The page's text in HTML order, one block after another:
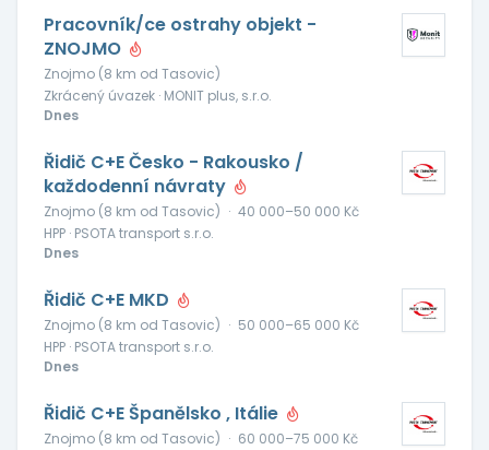
Pracovník/ce ostrahy objekt -
ZNOJMO
Znojmo (8 km od Tasovic)
Zkrácený úvazek · MONIT plus, s.r.o.
Dnes
Řidič C+E Česko - Rakousko /
každodenní návraty
Znojmo (8 km od Tasovic) · 40 000–50 000 Kč
HPP · PSOTA transport s.r.o.
Dnes
Řidič C+E MKD
Znojmo (8 km od Tasovic) · 50 000–65 000 Kč
HPP · PSOTA transport s.r.o.
Dnes
Řidič C+E Španělsko , Itálie
Znojmo (8 km od Tasovic) · 60 000–75 000 Kč